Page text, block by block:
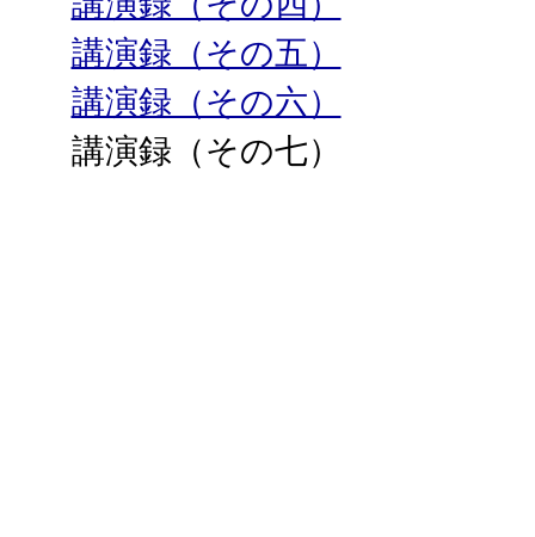
講演録（その五）
講演録（その六）
講演録（その七）